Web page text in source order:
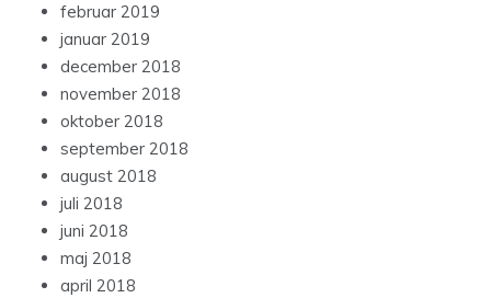
februar 2019
januar 2019
december 2018
november 2018
oktober 2018
september 2018
august 2018
juli 2018
juni 2018
maj 2018
april 2018